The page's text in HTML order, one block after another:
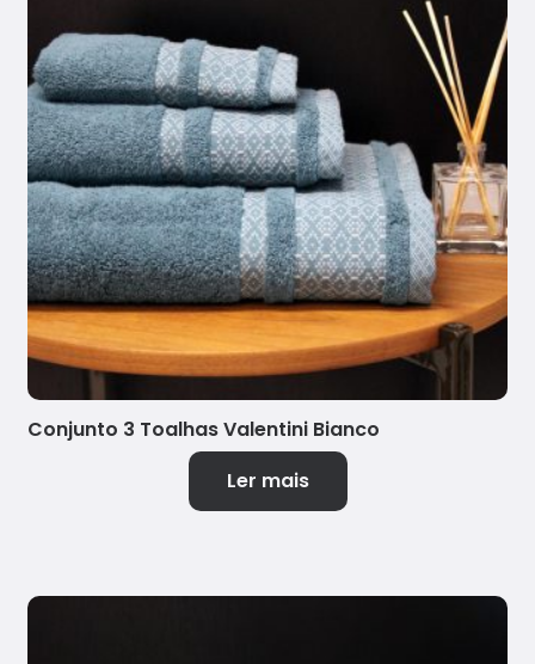
Conjunto 3 Toalhas Valentini Bianco
Ler mais